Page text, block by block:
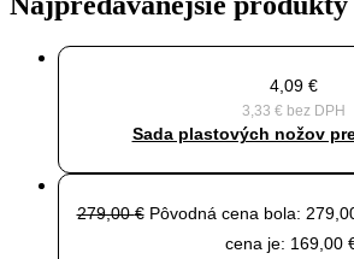
4,09 €
3,33 € bez DPH
Sada plastových nožov
279,00€ Pôvodná cena bola:
cena je: 169,00